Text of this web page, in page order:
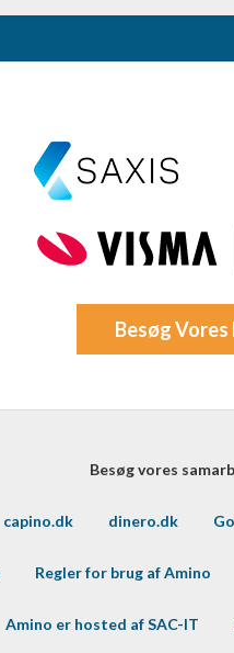
Besøg
Besøg vores
capino.dk dinero.dk
Regler for brug af Amino
Amino er hosted af SAC-IT